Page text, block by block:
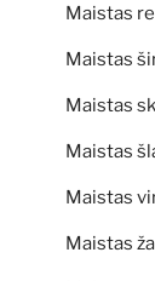
Maistas
Maistas
Maistas
Maistas
Maistas
Maistas